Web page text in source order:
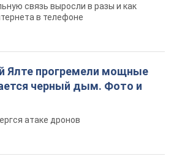
связь выросли в разы и как
в телефоне
Ялте прогремели мощные
черный дым. Фото и
атаке дронов